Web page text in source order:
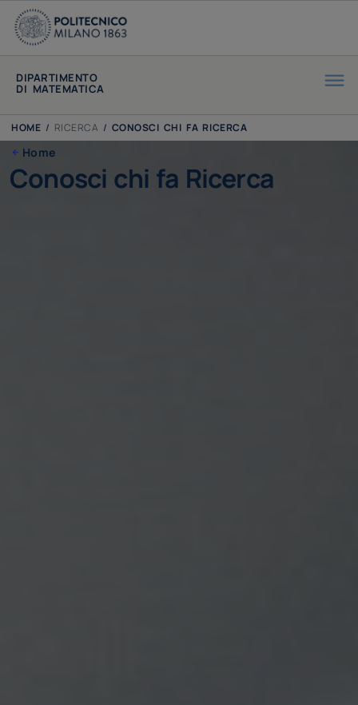
DIPARTIMENTO
DI MATEMATICA
HOME / RICERCA / CONOSCI CHI FA RICERCA
Home
Conosci chi fa Ricerca